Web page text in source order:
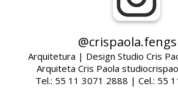
Arquitetura | Design Studio Cris
Arquiteta Cris Paola
Tel.: 55 11 3071 2888 | Cel.: 55